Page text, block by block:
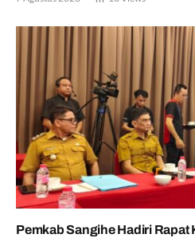
Pemkab Sangihe Hadiri